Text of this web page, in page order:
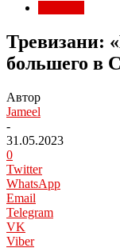
Тревизани:
большего в
Автор
Jameel
-
31.05.2023
0
Twitter
WhatsApp
Email
Telegram
VK
Viber